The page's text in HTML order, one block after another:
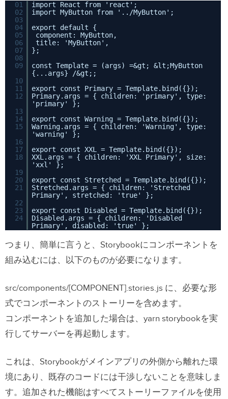
01
import React from 'react';
02
import MyButton from '../MyButton';
03
04
export default {
05
component: MyButton,
06
title: 'MyButton',
07
};
08
09
const Template = (args) =&gt; &lt;MyButton
{...args} /&gt;;
10
11
export const Primary = Template.bind({});
12
Primary.args = { children: 'primary', type:
'primary' };
13
14
export const Warning = Template.bind({});
15
Warning.args = { children: 'Warning', type:
'warning' };
16
17
export const XXL = Template.bind({});
18
XXL.args = { children: 'XXL Primary', size:
'xxl' };
19
20
export const Stretched = Template.bind({});
21
Stretched.args = { children: 'Stretched
Primary', stretched: 'true' };
22
23
export const Disabled = Template.bind({});
24
Disabled.args = { children: 'Disabled
Primary', disabled: 'true' };
つまり、簡単に言うと、Storybookにコンポーネントを
組み込むには、以下のものが必要になります。
src/components/[COMPONENT].stories.js に、必要な形
式でコンポーネントのストーリーを含めます。
コンポーネントを追加した場合は、yarn storybookを実
行してサーバーを再起動します。
これは、Storybookがメインアプリの外側から離れた環
境にあり、既存のコードには干渉しないことを意味しま
す。追加された機能はすべてストーリーファイルを使用